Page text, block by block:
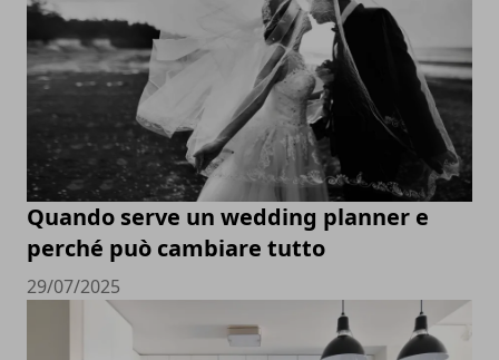
Quando serve un wedding planner e
perché può cambiare tutto
29/07/2025